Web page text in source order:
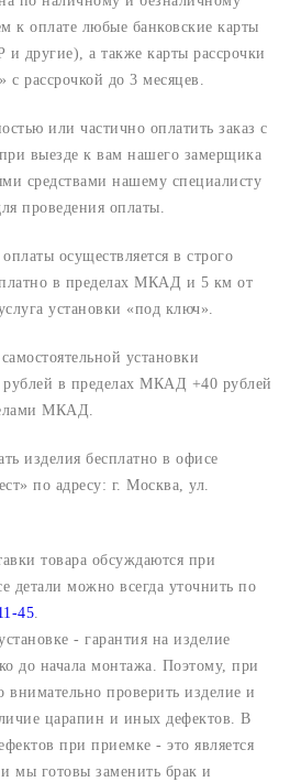
к оплате любые банковские карты
другие), а также карты рассрочки
с рассрочкой до 3 месяцев.
или частично оплатить заказ с
выезде к вам нашего замерщика
средствами нашему специалисту
проведения оплаты.
осуществляется в строго
в пределах МКАД и 5 км от
установки «под ключ».
установки
рублей в пределах МКАД +40 рублей
МКАД.
изделия бесплатно в офисе
по адресу: г. Москва, ул.
товара обсуждаются при
детали можно всегда уточнить по
45
- гарантия на изделие
до начала монтажа. Поэтому, при
внимательно проверить изделие и
царапин и иных дефектов. В
при приемке - это является
мы готовы заменить брак и